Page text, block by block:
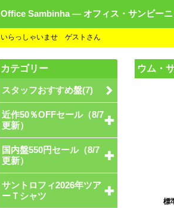
Office Sambinha ― オフィス・サンビーニ
いらっしゃいませ ゲストさん
ウム・
標
カテゴリー
スタッフおすすめ盤(7)
近作50％OFFセール（8/7
更新）
国内盤550円セール（8/7
更新）
サントロフィ2026年ツア
ーＴシャツ